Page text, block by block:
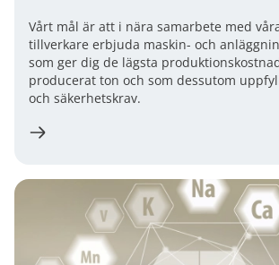
Vårt mål är att i nära samarbete med
tillverkare erbjuda maskin- och
som ger dig de lägsta
producerat ton och som dessutom
och säkerhetskrav.